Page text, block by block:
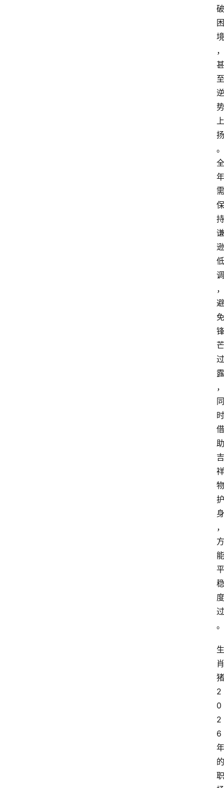
破
困
境
，
甚
至
逆
势
上
扬
。
全
年
需
保
持
谦
逊
低
调
，
避
免
锋
芒
过
露
，
同
时
借
助
吉
祥
物
护
身
，
方
能
平
稳
度
过
。
生
肖
猪
2
0
2
6
年
的
职